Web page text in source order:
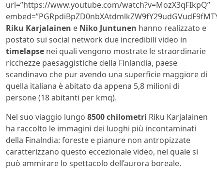
url=”https://www.youtube.com/watch?v=MozX3qFIkpQ”
Riku Karjalainen e Niko Juntunen hanno realizzato e
postato sui social network due incredibili video in
timelapse nei quali vengono mostrate le straordinarie
ricchezze paesaggistiche della Finlandia, paese
scandinavo che pur avendo una superficie maggiore di
quella italiana è abitato da appena 5,8 milioni di
persone (18 abitanti per kmq).
Nel suo viaggio lungo 8500 chilometri Riku Karjalainen
ha raccolto le immagini dei luoghi più incontaminati
della Finalndia: foreste e pianure non antropizzate
caratterizzano questo eccezionale video, nel quale si
può ammirare lo spettacolo dell’aurora boreale.